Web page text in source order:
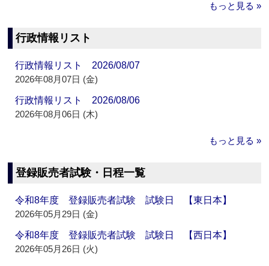
もっと見る »
行政情報リスト
行政情報リスト 2026/08/07
2026年08月07日 (金)
行政情報リスト 2026/08/06
2026年08月06日 (木)
もっと見る »
登録販売者試験・日程一覧
令和8年度 登録販売者試験 試験日 【東日本】
2026年05月29日 (金)
令和8年度 登録販売者試験 試験日 【西日本】
2026年05月26日 (火)